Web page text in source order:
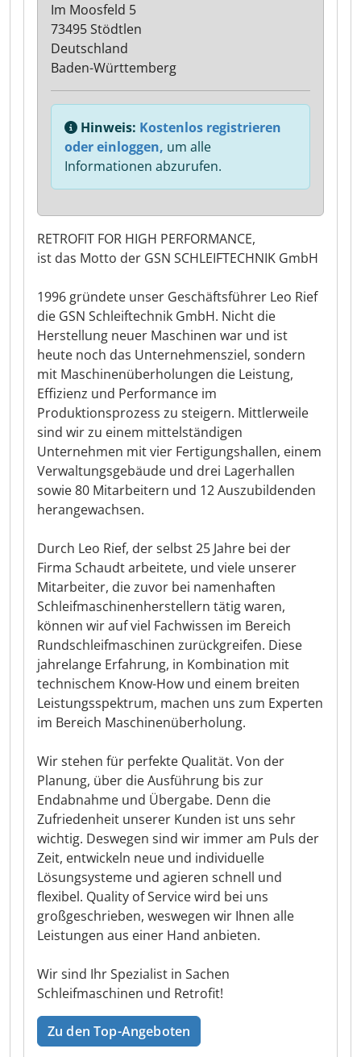
RETROFIT FOR HIGH PERFORMANCE,
ist das Motto der GSN SCHLEIFTECHNIK GmbH
1996 gründete unser Geschäftsführer Leo Rief
die GSN Schleiftechnik GmbH. Nicht die
Herstellung neuer Maschinen war und ist
heute noch das Unternehmensziel, sondern
mit Maschinenüberholungen die Leistung,
Effizienz und Performance im
Produktionsprozess zu steigern. Mittlerweile
sind wir zu einem mittelständigen
Unternehmen mit vier Fertigungshallen, einem
Verwaltungsgebäude und drei Lagerhallen
sowie 80 Mitarbeitern und 12 Auszubildenden
herangewachsen.
Durch Leo Rief, der selbst 25 Jahre bei der
Firma Schaudt arbeitete, und viele unserer
Mitarbeiter, die zuvor bei namenhaften
Schleifmaschinenherstellern tätig waren,
können wir auf viel Fachwissen im Bereich
Rundschleifmaschinen zurückgreifen. Diese
jahrelange Erfahrung, in Kombination mit
technischem Know-How und einem breiten
Leistungsspektrum, machen uns zum Experten
im Bereich Maschinenüberholung.
Wir stehen für perfekte Qualität. Von der
Planung, über die Ausführung bis zur
Endabnahme und Übergabe. Denn die
Zufriedenheit unserer Kunden ist uns sehr
wichtig. Deswegen sind wir immer am Puls der
Zeit, entwickeln neue und individuelle
Lösungsysteme und agieren schnell und
flexibel. Quality of Service wird bei uns
großgeschrieben, weswegen wir Ihnen alle
Leistungen aus einer Hand anbieten.
Wir sind Ihr Spezialist in Sachen
Schleifmaschinen und Retrofit!
Zu den Top-Angeboten
Im Moosfeld 5
73495 Stödtlen
Deutschland
Baden-Württemberg
Hinweis: Kostenlos registrieren
oder einloggen, um alle
Informationen abzurufen.